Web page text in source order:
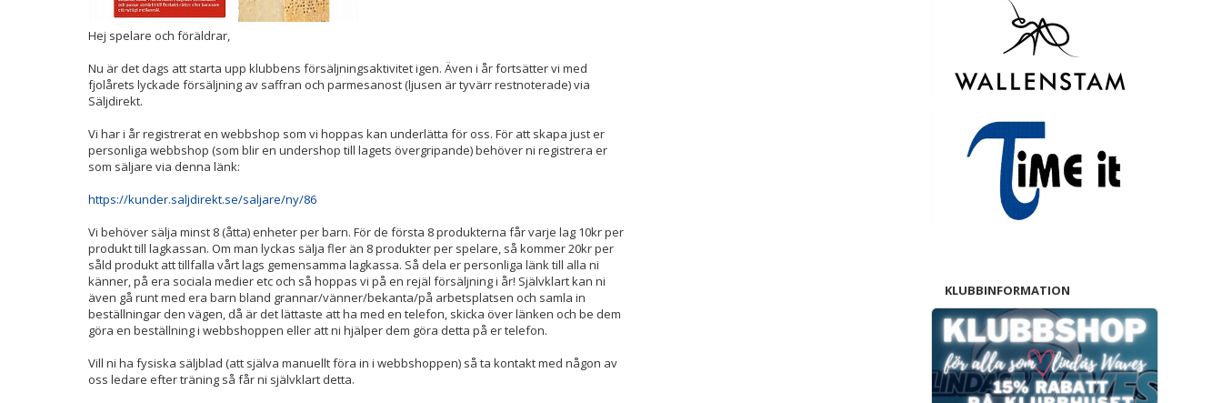
Hej spelare och föräldrar,
Nu är det dags att starta upp klubbens försäljningsaktivitet igen. Även i år fortsätter vi med
fjolårets lyckade försäljning av saffran och parmesanost (ljusen är tyvärr restnoterade) via
Säljdirekt.
Vi har i år registrerat en webbshop som vi hoppas kan underlätta för oss. För att skapa just er
personliga webbshop (som blir en undershop till lagets övergripande) behöver ni registrera er
som säljare via denna länk:
https://kunder.saljdirekt.se/saljare/ny/86
Vi behöver sälja minst 8 (åtta) enheter per barn. För de första 8 produkterna får varje lag 10kr per
produkt till lagkassan. Om man lyckas sälja fler än 8 produkter per spelare, så kommer 20kr per
såld produkt att tillfalla vårt lags gemensamma lagkassa. Så dela er personliga länk till alla ni
känner, på era sociala medier etc och så hoppas vi på en rejäl försäljning i år! Självklart kan ni
även gå runt med era barn bland grannar/vänner/bekanta/på arbetsplatsen och samla in
beställningar den vägen, då är det lättaste att ha med en telefon, skicka över länken och be dem
göra en beställning i webbshoppen eller att ni hjälper dem göra detta på er telefon.
Vill ni ha fysiska säljblad (att själva manuellt föra in i webbshoppen) så ta kontakt med någon av
oss ledare efter träning så får ni självklart detta.
KLUBBINFORMATION